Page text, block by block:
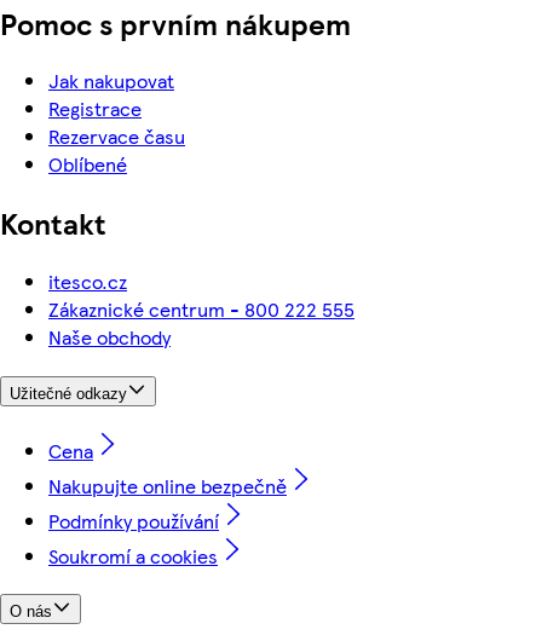
Pomoc s prvním nákupem
Jak nakupovat
Registrace
Rezervace času
Oblíbené
Kontakt
itesco.cz
Zákaznické centrum - 800 222 555
Naše obchody
Užitečné odkazy
Cena
Nakupujte online bezpečně
Podmínky používání
Soukromí a cookies
O nás